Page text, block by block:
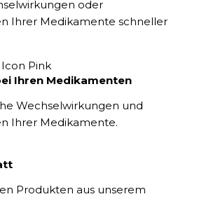
oder
Ihrer Medikamente schneller
Ihren Medikamenten
Wechselwirkungen und
Ihrer Medikamente.
Produkten aus unserem